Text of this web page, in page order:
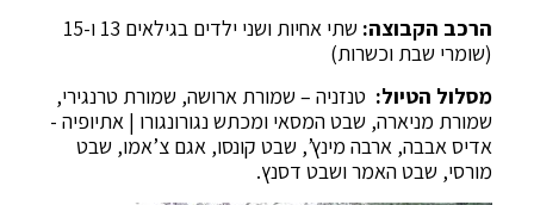
הרכב הקבוצה:
שתי אחיות ושני ילדים בגילאים 13 ו-15
(שומרי שבת וכשרות)
מסלול הטיול: טנזניה – שמורת ארושה, שמורת טרנגירי,
שמורת מניארה, שבט המסאי ומכתש נגורונגורו | אתיופיה -
אדיס אבבה, ארבה מינץ’, שבט קונסו, אגם צ’אמו, שבט
מורסי, שבט האמר ושבט דסנץ.